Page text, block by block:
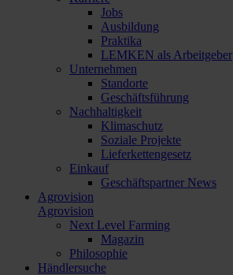
Jobs
Ausbildung
Praktika
LEMKEN als Arbeitgeber
Unternehmen
Standorte
Geschäftsführung
Nachhaltigkeit
Klimaschutz
Soziale Projekte
Lieferkettengesetz
Einkauf
Geschäftspartner News
Agrovision
Agrovision
Next Level Farming
Magazin
Philosophie
Händlersuche